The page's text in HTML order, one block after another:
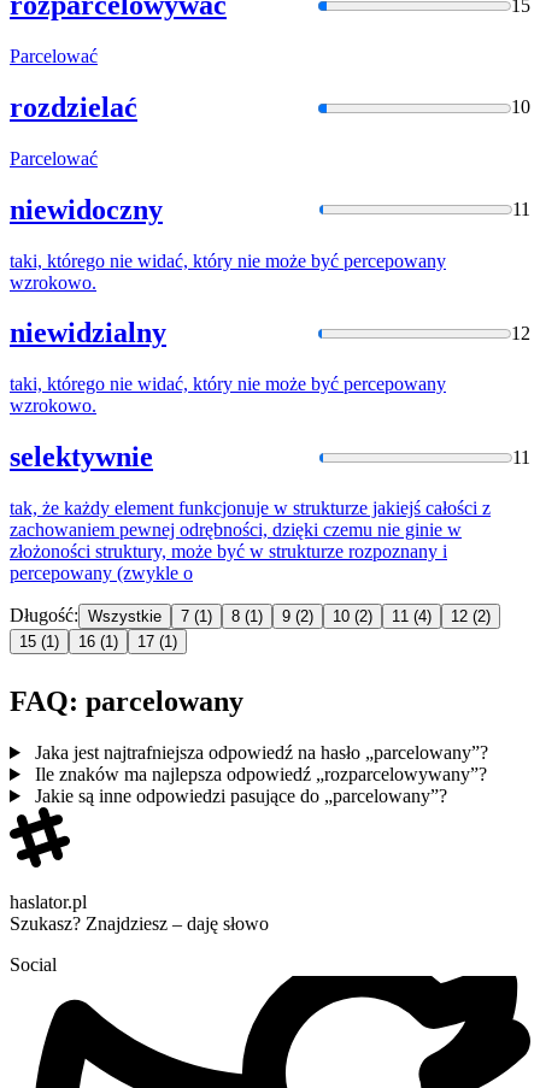
15
Parcelować
rozdzielać 10
Parcelować
niewidoczny 11
taki, którego nie widać, który nie może być percepowany
wzrokowo.
niewidzialny 12
taki, którego nie widać, który nie może być percepowany
wzrokowo.
selektywnie 11
tak, że każdy element funkcjonuje w strukturze jakiejś całości z
zachowaniem pewnej odrębności, dzięki czemu nie ginie w
złożoności struktury, może być w strukturze rozpoznany i
percepowany (zwykle o
Długość: Wszystkie 7 (1) 8 (1) 9 (2) 10 (2) 11 (4) 12 (2)
15 (1) 16 (1) 17 (1)
FAQ: parcelowany
Jaka jest najtrafniejsza odpowiedź na hasło „parcelowany”?
Ile znaków ma najlepsza odpowiedź „rozparcelowywany”?
Jakie są inne odpowiedzi pasujące do „parcelowany”?
haslator.pl
Szukasz? Znajdziesz – daję słowo
Social